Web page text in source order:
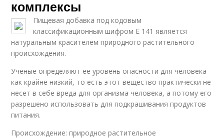
комплексы
Пищевая добавка под кодовым
классификационным шифром Е 141 является
натуральным красителем природного растительного
происхождения.
Ученые определяют ее уровень опасности для человека
как крайне низкий, то есть этот вещество практически не
несет в себе вреда для организма человека, а потому его
разрешено использовать для подкрашивания продуктов
питания.
Происхождение: природное растительное